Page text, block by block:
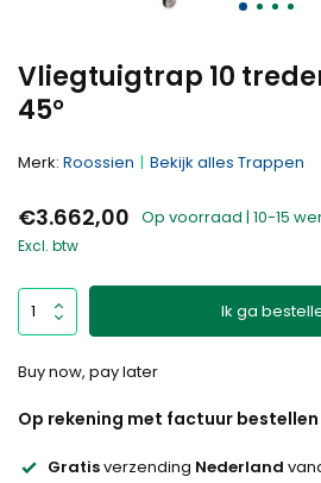
Vliegtuigtrap 10
45°
Merk: Roossien Bekijk alles Trappen
€3.662,00 Op voorraad | 10-15
Excl. btw
Ik ga
Buy now, pay later
Op rekening met factuur bestellen
Gratisverzending Nederland